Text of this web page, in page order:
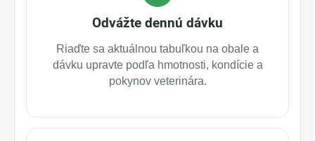
Odvážte dennú dávku
Riaďte sa aktuálnou tabuľkou na obale a
dávku upravte podľa hmotnosti, kondície a
pokynov veterinára.